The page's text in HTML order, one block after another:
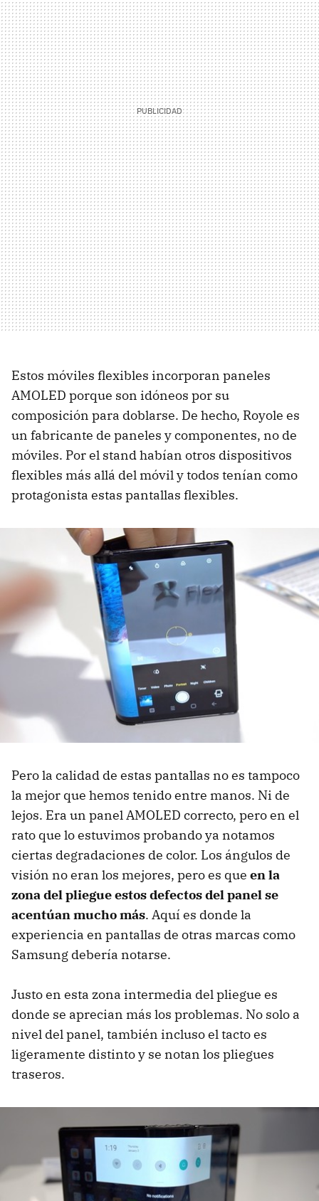
Estos móviles flexibles incorporan paneles
AMOLED porque son idóneos por su
composición para doblarse. De hecho, Royole es
un fabricante de paneles y componentes, no de
móviles. Por el stand habían otros dispositivos
flexibles más allá del móvil y todos tenían como
protagonista estas pantallas flexibles.
Pero la calidad de estas pantallas no es tampoco
la mejor que hemos tenido entre manos. Ni de
lejos. Era un panel AMOLED correcto, pero en el
rato que lo estuvimos probando ya notamos
ciertas degradaciones de color. Los ángulos de
visión no eran los mejores, pero es que en la
zona del pliegue estos defectos del panel se
acentúan mucho más. Aquí es donde la
experiencia en pantallas de otras marcas como
Samsung debería notarse.
Justo en esta zona intermedia del pliegue es
donde se aprecian más los problemas. No solo a
nivel del panel, también incluso el tacto es
ligeramente distinto y se notan los pliegues
traseros.